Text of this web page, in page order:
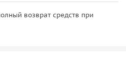
возврат средств при